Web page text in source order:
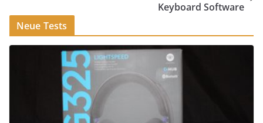
Keyboard Software
Neue Tests